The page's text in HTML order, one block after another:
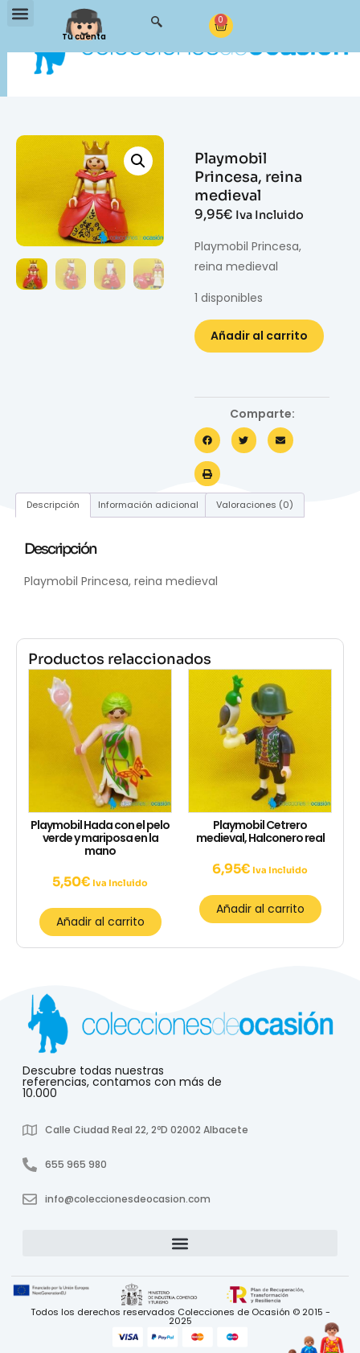
Tu cuenta
0
Playmobil
Princesa, reina
medieval
9,95€ Iva Incluido
Playmobil Princesa,
reina medieval
1 disponibles
Añadir al carrito
Comparte:
Descripción Información adicional Valoraciones (0)
Descripción
Playmobil Princesa, reina medieval
Productos relaccionados
Playmobil Hada con el pelo
verde y mariposa en la
mano
5,50€ Iva Incluido
Añadir al carrito
Playmobil Cetrero
medieval, Halconero real
6,95€ Iva Incluido
Añadir al carrito
Descubre todas nuestras
referencias, contamos con más de
10.000
Calle Ciudad Real 22, 2ºD 02002 Albacete
655 965 980
info@coleccionesdeocasion.com
Todos los derechos reservados Colecciones de Ocasión © 2015 -
2025